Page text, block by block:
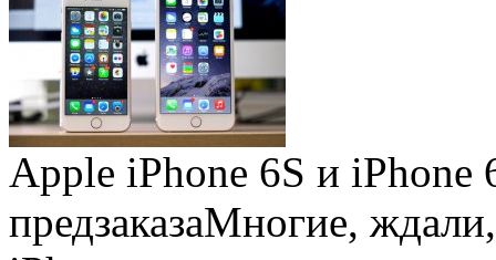
Apple iPhone 6S и iPhone
предзаказаМногие, ждали,